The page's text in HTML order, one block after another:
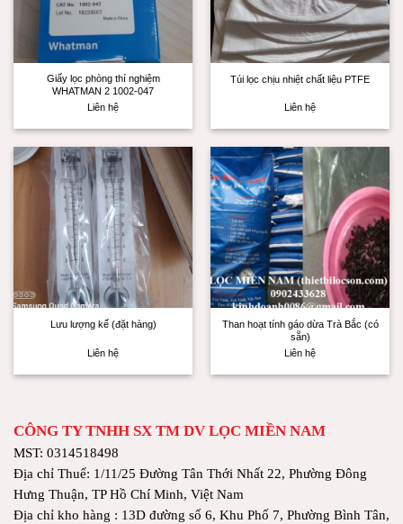
Giấy lọc phòng thí nghiệm
WHATMAN 2 1002-047
Liên hệ
Túi lọc chịu nhiệt chất liệu PTFE
Liên hệ
Lưu lượng kế (đặt hàng)
Liên hệ
Than hoạt tính gáo dừa Trà Bắc (có
sẵn)
Liên hệ
CÔNG TY TNHH SX TM DV LỌC MIỀN NAM
MST: 0314518498
Địa chỉ Thuế: 1/11/25 Đường Tân Thới Nhất 22, Phường Đông
Hưng Thuận, TP Hồ Chí Minh, Việt Nam
Địa chỉ kho hàng : 13D đường số 6, Khu Phố 7, Phường Bình Tân,